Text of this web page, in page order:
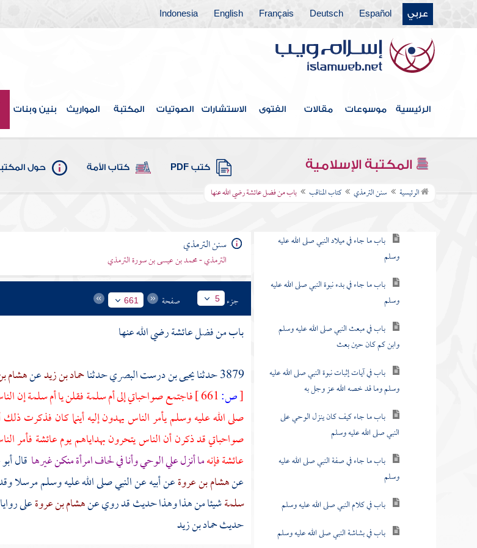
عربي Español
Deutsch
Français
English
Indonesia
الرئيسية موسوعات مقالات الفتوى الاستشارات الصوتيات المكتبة المواريث بنين وبنات
المكتبة الإسلامية كتب PDF كتاب الأمة حول
الرئيسية سنن الترمذي كتاب المناقب باب من فضل عائشة رضي الله عنها
كتاب الأدب
كتاب الأمثال
كتاب فضائل القرآن
كتاب القراءات
كتاب تفسير القرآن
كتاب الدعوات
كتاب المناقب
باب ما جاء في ميلاد النبي صلى الله عليه
وسلم
باب ما جاء في بدء نبوة النبي صلى الله عليه
وسلم
باب في مبعث النبي صلى الله عليه وسلم
وابن كم كان حين بعث
باب في آيات إثبات نبوة النبي صلى الله عليه
وسلم وما قد خصه الله عز وجل به
باب ما جاء كيف كان ينزل الوحي على
النبي صلى الله عليه وسلم
باب ما جاء في صفة النبي صلى الله عليه
وسلم
باب في كلام النبي صلى الله عليه وسلم
باب في بشاشة النبي صلى الله عليه وسلم
سنن الترمذي
الترمذي - محمد بن عيسى بن سورة الترمذي
جزء 5 صفحة 661
باب من فضلعائشةرضي الله عنها
3879 حدثنا
يحيى بن درست البصريحدثناحماد بن زيدعنهشام
[ص: فاجتمع صواحباتي إلىأم سلمةفقلن ياأم سلمةإن
صلى الله عليه وسلم يأمر الناس يهدون إليه أينما كان فذكرت ذلك
صواحباتي قد ذكرن أن الناس يتحرون بهداياهم يومعائشةفأمر
عائشةفإنهما أنزل علي الوحي وأنا في لحاف امرأة منكن غيرها قال
عنهشام بن عروةعن أبيه عن النبي صلى الله عليه وسلم مرسلا
سلمةشيئا من هذا وهذا حديث قد روي عنهشام بن عروةعلى
حديثحماد بن زيد